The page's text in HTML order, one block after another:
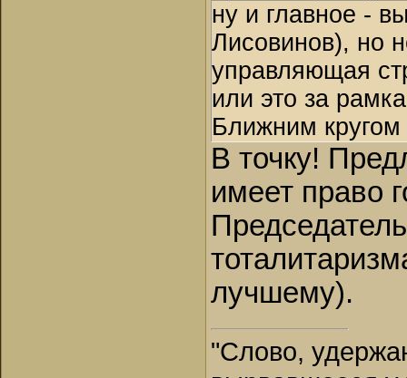
ну и главное -
Лисовинов), но
управляющая
или это за
Ближним
В точку!
имеет право
лучшему).
"Слово,